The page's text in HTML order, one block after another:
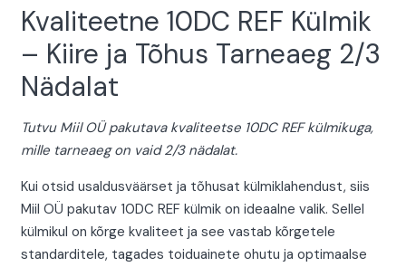
Kvaliteetne 10DC REF Külmik
– Kiire ja Tõhus Tarneaeg 2/3
Nädalat
Tutvu Miil OÜ pakutava kvaliteetse 10DC REF külmikuga,
mille tarneaeg on vaid 2/3 nädalat.
Kui otsid usaldusväärset ja tõhusat külmiklahendust, siis
Miil OÜ pakutav 10DC REF külmik on ideaalne valik. Sellel
külmikul on kõrge kvaliteet ja see vastab kõrgetele
standarditele, tagades toiduainete ohutu ja optimaalse